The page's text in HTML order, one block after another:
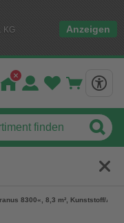
KG
Anzeigen
8300«, 8,3 m², Kunststoff/